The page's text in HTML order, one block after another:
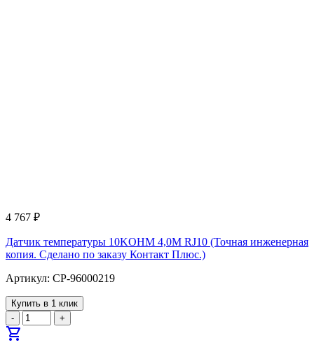
4 767 ₽
Датчик температуры 10KOHM 4,0M RJ10 (Точная инженерная
копия. Cделано по заказу Контакт Плюс.)
Артикул: CP-96000219
Купить в 1 клик
-
+
shopping_cart